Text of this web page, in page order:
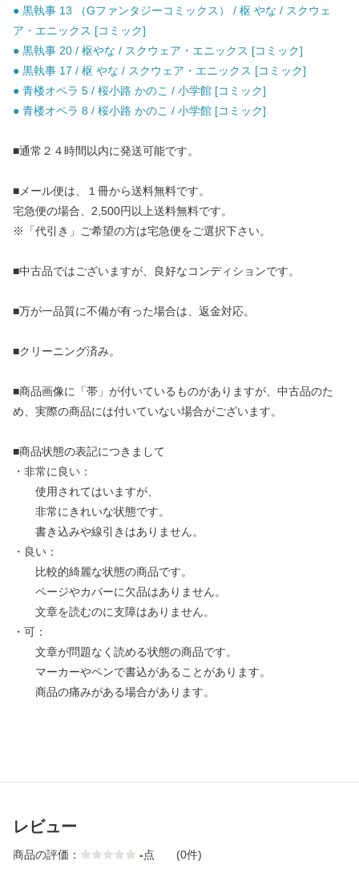
● 黒執事 13 （Gファンタジーコミックス） / 枢 やな / スクウェ
ア・エニックス [コミック]
● 黒執事 20 / 枢やな / スクウェア・エニックス [コミック]
● 黒執事 17 / 枢 やな / スクウェア・エニックス [コミック]
● 青楼オペラ 5 / 桜小路 かのこ / 小学館 [コミック]
● 青楼オペラ 8 / 桜小路 かのこ / 小学館 [コミック]
■通常２４時間以内に発送可能です。
■メール便は、１冊から送料無料です。
宅急便の場合、2,500円以上送料無料です。
※「代引き」ご希望の方は宅急便をご選択下さい。
■中古品ではございますが、良好なコンディションです。
■万が一品質に不備が有った場合は、返金対応。
■クリーニング済み。
■商品画像に「帯」が付いているものがありますが、中古品のた
め、実際の商品には付いていない場合がございます。
■商品状態の表記につきまして
・非常に良い：
使用されてはいますが、
非常にきれいな状態です。
書き込みや線引きはありません。
・良い：
比較的綺麗な状態の商品です。
ページやカバーに欠品はありません。
文章を読むのに支障はありません。
・可：
文章が問題なく読める状態の商品です。
マーカーやペンで書込があることがあります。
商品の痛みがある場合があります。
レビュー
商品の評価： -点 (0件)